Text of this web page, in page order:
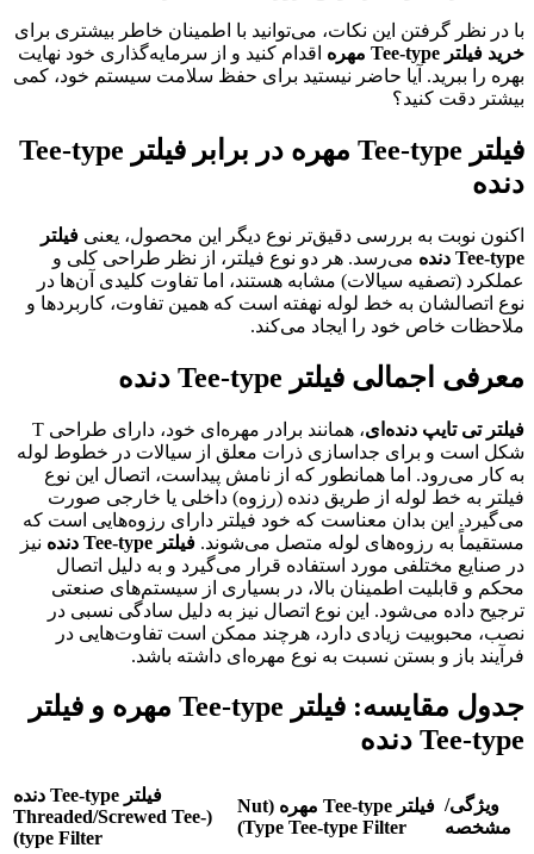
با در نظر گرفتن این نکات، می‌توانید با اطمینان خاطر بیشتری برای
خرید فیلتر Tee-type مهره
اقدام کنید و از سرمایه‌گذاری خود نهایت
بهره را ببرید. آیا حاضر نیستید برای حفظ سلامت سیستم خود، کمی
بیشتر دقت کنید؟
فیلتر Tee-type مهره در برابر فیلتر Tee-type
دنده
اکنون نوبت به بررسی دقیق‌تر نوع دیگر این محصول، یعنی فیلتر
Tee-type دنده
می‌رسد. هر دو نوع فیلتر، از نظر طراحی کلی و
عملکرد (تصفیه سیالات) مشابه هستند، اما تفاوت کلیدی آن‌ها در
نوع اتصالشان به خط لوله نهفته است که همین تفاوت، کاربردها و
ملاحظات خاص خود را ایجاد می‌کند.
معرفی اجمالی فیلتر Tee-type دنده
فیلتر تی تایپ دنده‌ای
، همانند برادر مهره‌ای خود، دارای طراحی T
شکل است و برای جداسازی ذرات معلق از سیالات در خطوط لوله
به کار می‌رود. اما همانطور که از نامش پیداست، اتصال این نوع
فیلتر به خط لوله از طریق دنده (رزوه) داخلی یا خارجی صورت
می‌گیرد. این بدان معناست که خود فیلتر دارای رزوه‌هایی است که
مستقیماً به رزوه‌های لوله متصل می‌شوند. فیلتر Tee-type دنده
نیز
در صنایع مختلفی مورد استفاده قرار می‌گیرد و به دلیل اتصال
محکم و قابلیت اطمینان بالا، در بسیاری از سیستم‌های صنعتی
ترجیح داده می‌شود. این نوع اتصال نیز به دلیل سادگی نسبی در
نصب، محبوبیت زیادی دارد، هرچند ممکن است تفاوت‌هایی در
فرآیند باز و بستن نسبت به نوع مهره‌ای داشته باشد.
جدول مقایسه: فیلتر Tee-type مهره و فیلتر
Tee-type دنده
ویژگی/
مشخصه
فیلتر Tee-type مهره (Nut
Type Tee-type Filter)
فیلتر Tee-type دنده
(Threaded/Screwed Tee-
type Filter)